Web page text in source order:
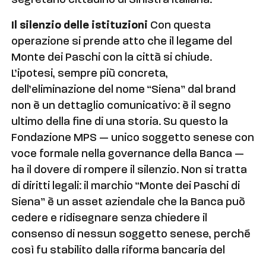
Il silenzio delle istituzioni Con questa
operazione si prende atto che il legame del
Monte dei Paschi con la città si chiude.
L’ipotesi, sempre più concreta,
dell’eliminazione del nome “Siena” dal brand
non è un dettaglio comunicativo: è il segno
ultimo della fine di una storia. Su questo la
Fondazione MPS — unico soggetto senese con
voce formale nella governance della Banca —
ha il dovere di rompere il silenzio. Non si tratta
di diritti legali: il marchio “Monte dei Paschi di
Siena” è un asset aziendale che la Banca può
cedere e ridisegnare senza chiedere il
consenso di nessun soggetto senese, perché
così fu stabilito dalla riforma bancaria del